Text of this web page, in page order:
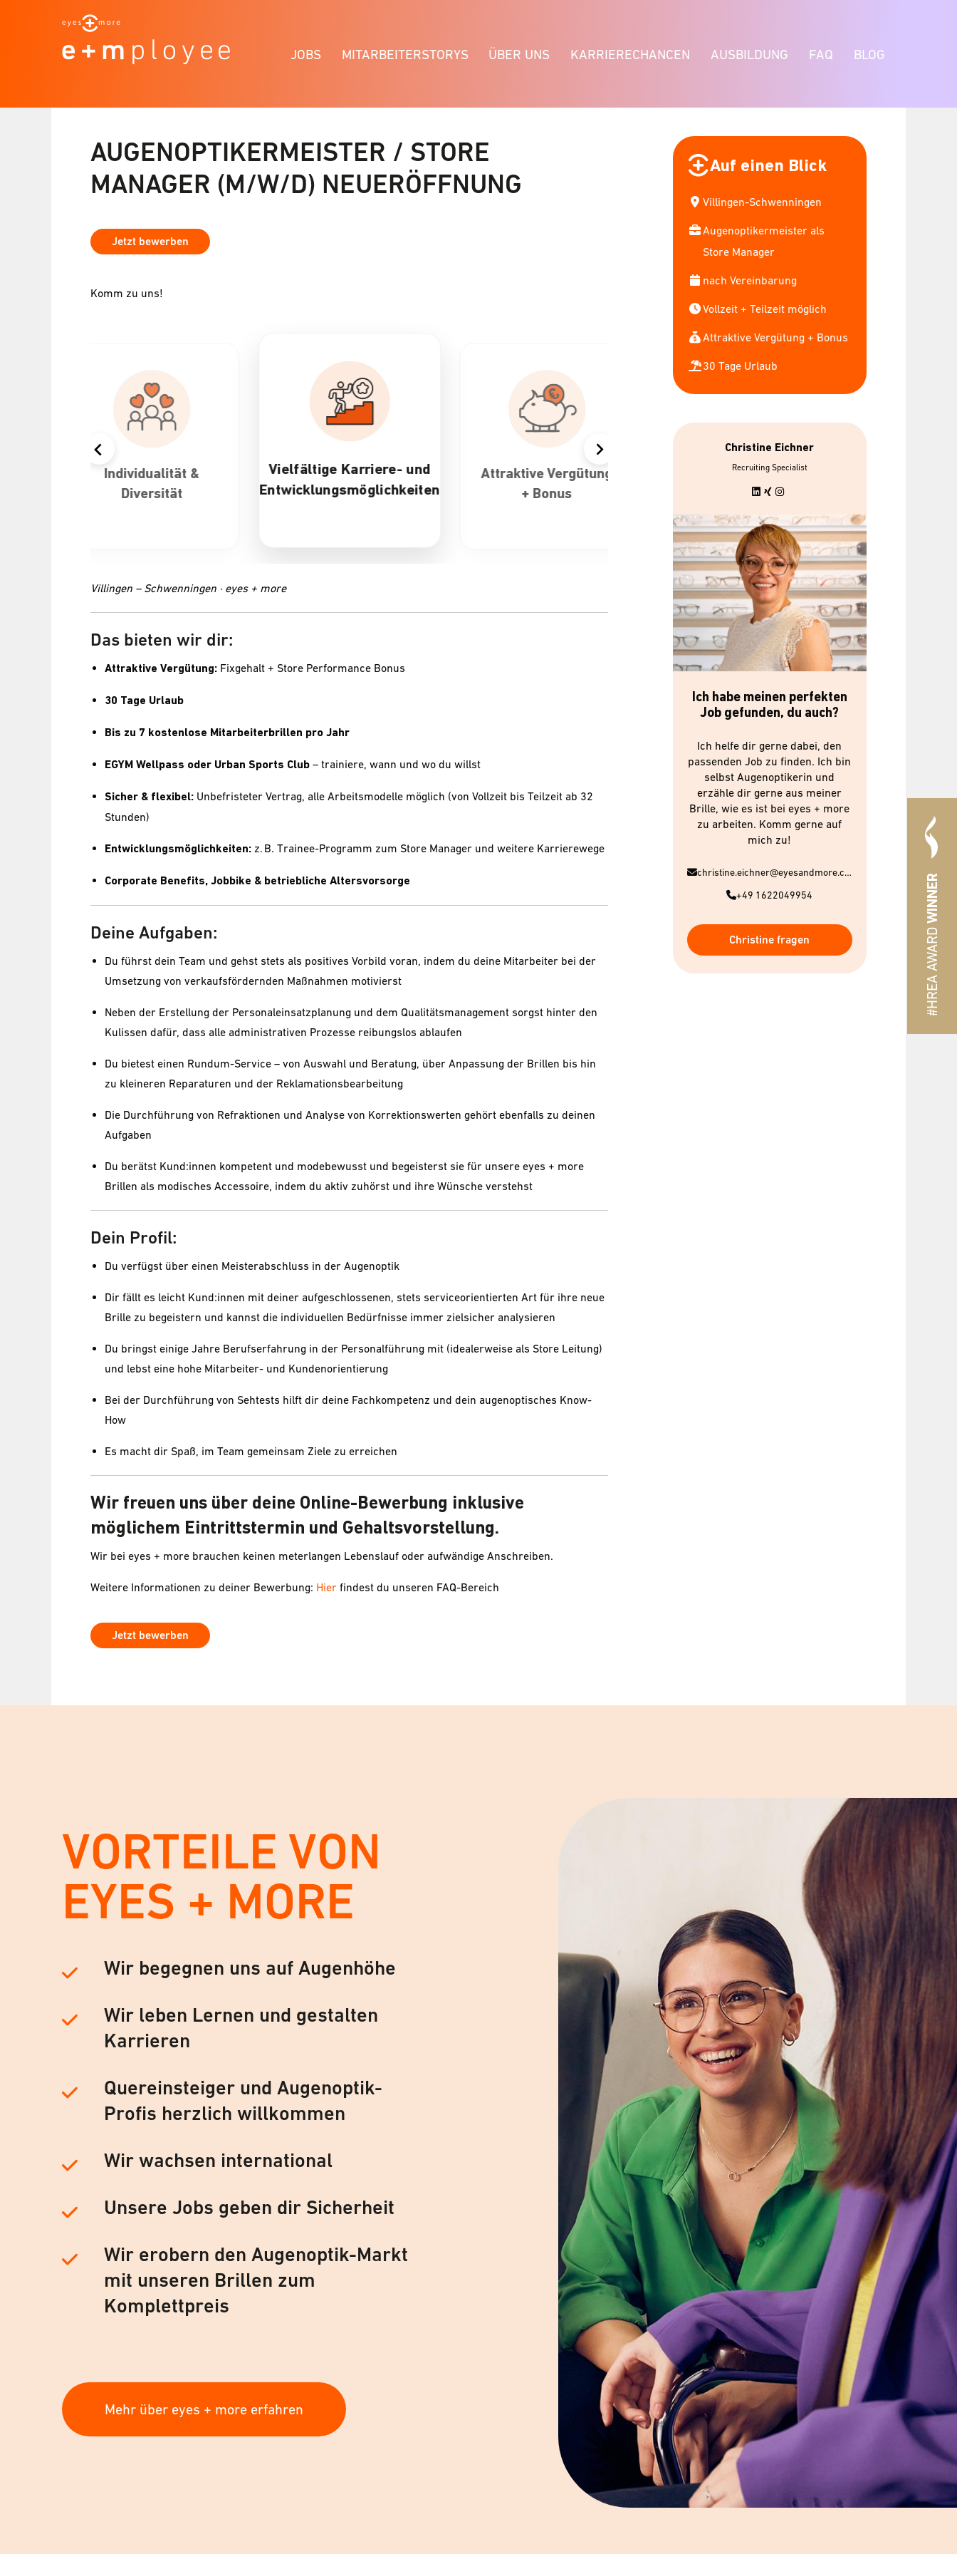
JOBS MITARBEITERSTORYS ÜBER UNS KARRIERECHANCEN AUSBILDUNG FAQ BLOG
#HREA AWARD
WINNER
AUGENOPTIKERMEISTER / STORE
MANAGER (M/W/D) NEUERÖFFNUNG
Jetzt bewerben
Komm zu uns!
Vielfältige Karriere- und
Entwicklungsmöglichkeiten
Attraktive Vergütung
+ Bonus
30 Tage Urlaub &
flexible
bis zu 7 gratis
Mitarbeiterbrillen
Villingen – Schwenningen · eyes + more
Das bieten wir dir:
Attraktive Vergütung: Fixgehalt + Store Performance Bonus
30 Tage Urlaub
Bis zu 7 kostenlose Mitarbeiterbrillen pro Jahr
EGYM Wellpass oder Urban Sports Club – trainiere, wann und wo du willst
Sicher & flexibel: Unbefristeter Vertrag, alle Arbeitsmodelle möglich (von Vollzeit bis Teilzeit ab 32
Stunden)
Entwicklungsmöglichkeiten: z. B. Trainee-Programm zum Store Manager und weitere Karrierewege
Corporate Benefits, Jobbike & betriebliche Altersvorsorge
Deine Aufgaben:
Du führst dein Team und gehst stets als positives Vorbild voran, indem du deine Mitarbeiter bei der
Umsetzung von verkaufsfördernden Maßnahmen motivierst
Neben der Erstellung der Personaleinsatzplanung und dem Qualitätsmanagement sorgst hinter den
Kulissen dafür, dass alle administrativen Prozesse reibungslos ablaufen
Du bietest einen Rundum-Service – von Auswahl und Beratung, über Anpassung der Brillen bis hin
zu kleineren Reparaturen und der Reklamationsbearbeitung
Die Durchführung von Refraktionen und Analyse von Korrektionswerten gehört ebenfalls zu deinen
Aufgaben
Du berätst Kund:innen kompetent und modebewusst und begeisterst sie für unsere eyes + more
Brillen als modisches Accessoire, indem du aktiv zuhörst und ihre Wünsche verstehst
Dein Profil:
Du verfügst über einen Meisterabschluss in der Augenoptik
Dir fällt es leicht Kund:innen mit deiner aufgeschlossenen, stets serviceorientierten Art für ihre neue
Brille zu begeistern und kannst die individuellen Bedürfnisse immer zielsicher analysieren
Du bringst einige Jahre Berufserfahrung in der Personalführung mit (idealerweise als Store Leitung)
und lebst eine hohe Mitarbeiter- und Kundenorientierung
Bei der Durchführung von Sehtests hilft dir deine Fachkompetenz und dein augenoptisches Know-
How
Es macht dir Spaß, im Team gemeinsam Ziele zu erreichen
Wir freuen uns über deine Online-Bewerbung inklusive
möglichem Eintrittstermin und Gehaltsvorstellung.
Wir bei eyes + more brauchen keinen meterlangen Lebenslauf oder aufwändige Anschreiben.
Weitere Informationen zu deiner Bewerbung: Hier findest du unseren FAQ-Bereich
Jetzt bewerben
Auf einen Blick
Villingen-Schwenningen
Augenoptikermeister als
Store Manager
nach Vereinbarung
Vollzeit + Teilzeit möglich
Attraktive Vergütung + Bonus
30 Tage Urlaub
Christine Eichner
Recruiting Specialist
Ich habe meinen perfekten
Job gefunden, du auch?
Ich helfe dir gerne dabei, den
passenden Job zu finden. Ich bin
selbst Augenoptikerin und
erzähle dir gerne aus meiner
Brille, wie es ist bei eyes + more
zu arbeiten. Komm gerne auf
mich zu!
christine.eichner@eyesandmore.com
+49 1622049954
Christine fragen
VORTEILE VON
EYES + MORE
Wir begegnen uns auf Augenhöhe
Wir leben Lernen und gestalten
Karrieren
Quereinsteiger und Augenoptik-
Profis herzlich willkommen
Wir wachsen international
Unsere Jobs geben dir Sicherheit
Wir erobern den Augenoptik-Markt
mit unseren Brillen zum
Komplettpreis
Mehr über eyes + more erfahren